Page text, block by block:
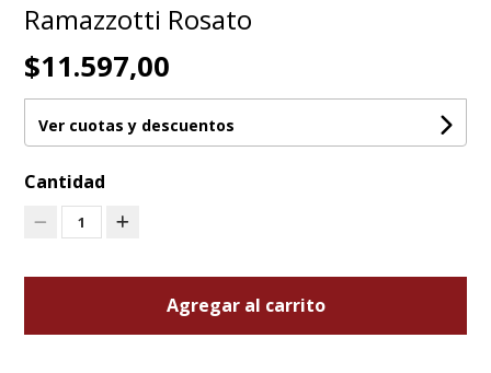
Ramazzotti Rosato
$11.597,00
Ver cuotas y descuentos
Cantidad
1
Agregar al carrito